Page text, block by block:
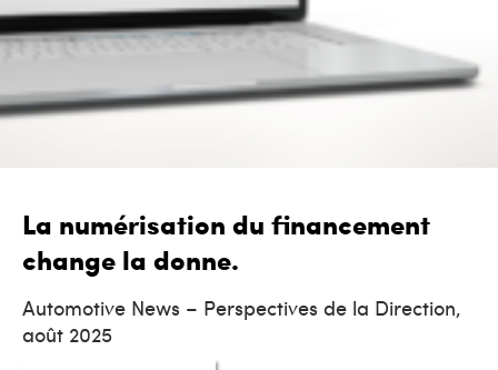
La numérisation du financement
change la donne.
Automotive News – Perspectives de la Direction,
août 2025